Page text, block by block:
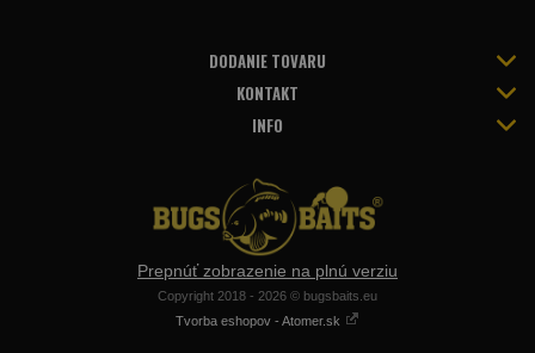
DODANIE TOVARU
KONTAKT
INFO
Prepnúť zobrazenie na plnú verziu
Copyright 2018 - 2026 © bugsbaits.eu
Tvorba eshopov - Atomer.sk